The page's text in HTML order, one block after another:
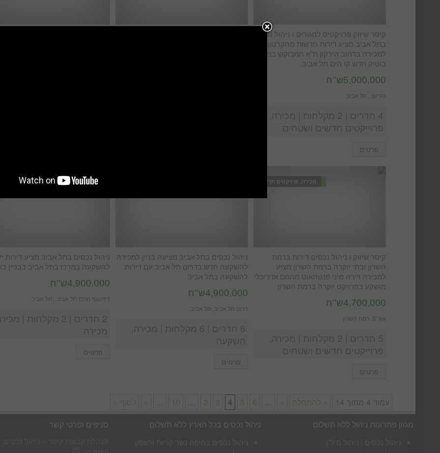
קיסר שיווק פרויקטים למגורים ו ניהול נכסים
בתל אביב מציע דירות חדשות מהקרטון
למכירה ברחוב הירקון ת"א המבוקש בניין
בוטיק חדש קו הים תל אביב
5,000,000ש''ח
הירקון , תל אביב
4 חדרים | 2 מקלחות | מכירה,
פרוייקטים חדשים ושטחים
פרטים
ניהול נכסים בתל אביב מציע דירות
להשקעה במרכז בתל אביב בבניין
4,900,000ש''ח
דיזינגוף מרכז תל אביב , תל אביב
2 חדרים | 2 מקלחות |
מכירה
פרטים
ניהול נכסים בתל אביב מציעה בניין למכירה
להשקעה חדש בדרום תל אביב עם דירות
להשקעה בתל אביב
4,900,000ש''ח
דרום תל אביב, תל אביב
6 חדרים | 6 מקלחות | מכירה,
השקעה
פרטים
מכירה, פרויקטים חדשים
קיסר שיווק ו ניהול נכסים דירות ברמת
השרון ובתי יוקרה ברמת השרון מציע
למכירה דירה מיני פנטהאוס מהמם אדריכלי
מושקע בפרויקט יוקרה ברמת השרון
4,700,000ש''ח
אזר 3, רמת השרון
5 חדרים | 2 מקלחות | מכירה,
פרוייקטים חדשים ושטחים
פרטים
עמוד 4 מתוך 14 « להתחלה «
...
2 3 4 5 6
...
10
...
» לסוף »
סניפים ופרטי קשר ניהול נכסים בכל הארץ ללא תשלום מגוון פתרונות ניהול ללא תשלום